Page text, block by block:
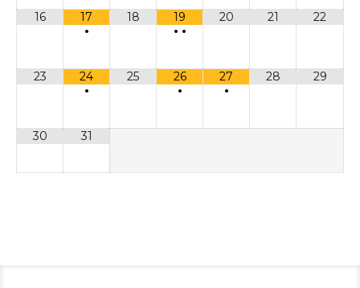
16
17
•
18
19
• •
20 21 22
23
24
•
25
26
•
27
•
28 29
30 31